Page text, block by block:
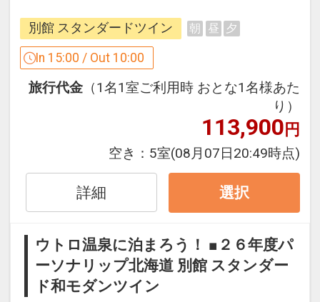
知床のヒグマ問題は深刻化しています。
ヒグマの人慣れやヒグマ渋滞(ベアジャ
ム)の発生、市街地への侵入などなどこの
草刈り、ごみ拾い、啓発活動の3つのア
オールインクル―シブ
■【オールインクルーシブ】■
オホーツク海が見えるラウンジや流氷テ
ラスでの足湯でドリンクやおつまみを無
知床のネイチャーライフを気兼ねなくお
楽しみください。（一部有料あり）
別館 スタンダードツイン 朝 昼 夕
In 15:00 / Out 10:00
旅行代金 （1名1室ご利用時 おとな1名様あた
り）
113,900円
空き： 5室(08月07日20:49時点)
詳細 選択
ウトロ温泉に泊まろう！ ■２６年度パ
ーソナリップ北海道 別館 スタンダー
ド和モダンツイン